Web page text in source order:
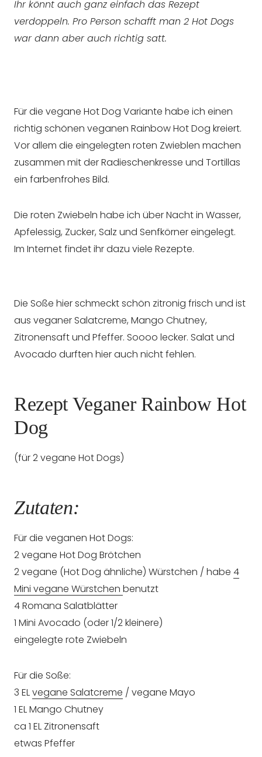
Ihr könnt auch ganz einfach das Rezept
verdoppeln. Pro Person schafft man 2 Hot Dogs
war dann aber auch richtig satt.
Für die vegane Hot Dog Variante habe ich einen
richtig schönen veganen Rainbow Hot Dog kreiert.
Vor allem die eingelegten roten Zwieblen machen
zusammen mit der Radieschenkresse und Tortillas
ein farbenfrohes Bild.
Die roten Zwiebeln habe ich über Nacht in Wasser,
Apfelessig, Zucker, Salz und Senfkörner eingelegt.
Im Internet findet ihr dazu viele Rezepte.
Die Soße hier schmeckt schön zitronig frisch und ist
aus veganer Salatcreme, Mango Chutney,
Zitronensaft und Pfeffer. Soooo lecker. Salat und
Avocado durften hier auch nicht fehlen.
Rezept Veganer Rainbow Hot
Dog
(für 2 vegane Hot Dogs)
Zutaten:
Für die veganen Hot Dogs:
2 vegane Hot Dog Brötchen
2 vegane (Hot Dog ähnliche) Würstchen / habe 4
Mini vegane Würstchen benutzt
4 Romana Salatblätter
1 Mini Avocado (oder 1/2 kleinere)
eingelegte rote Zwiebeln
Für die Soße:
3 ELvegane Salatcreme / vegane Mayo
1 EL Mango Chutney
ca 1 EL Zitronensaft
etwas Pfeffer